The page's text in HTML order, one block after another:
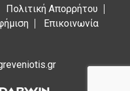
Πολιτική Απορρήτου
Επικοινωνία